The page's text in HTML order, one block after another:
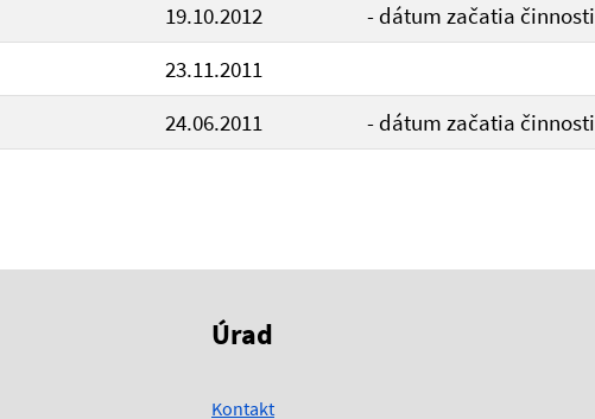
19.10.2012
- dátum začatia činnosti
23.11.2011
24.06.2011 - dátum začatia činnosti
Úrad
Kontakt